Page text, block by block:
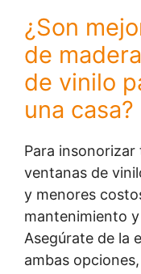
¿Son
de
de vinilo
una casa?
Para
ventanas de
y menores
mantenimiento
Asegúrate de la
ambas